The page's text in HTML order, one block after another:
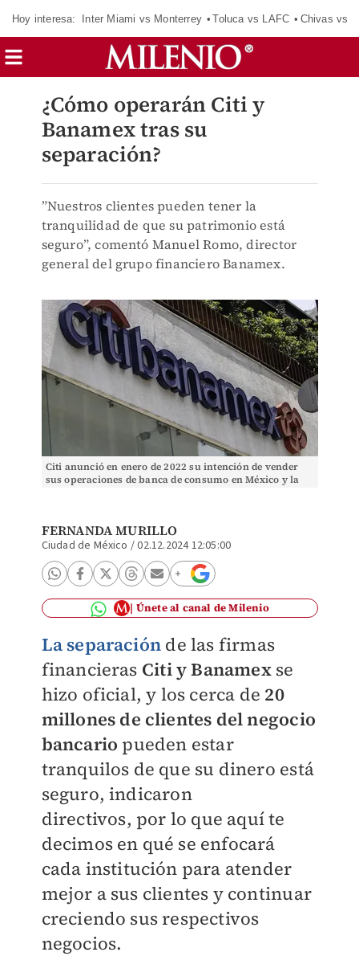
Hoy interesa: Inter Miami vs Monterrey Toluca vs LAFC Chivas vs
¿Cómo operarán Citi y
Banamex tras su
separación?
”Nuestros clientes pueden tener la
tranquilidad de que su patrimonio está
seguro”, comentó Manuel Romo, director
general del grupo financiero Banamex.
Citi anunció en enero de 2022 su intención de vender
sus operaciones de banca de consumo en México y la
FERNANDA MURILLO
Ciudad de México /02.12.2024 12:05:00
Únete al canal de Milenio
La separación de las firmas
financieras Citi y Banamexse
hizo oficial, y los cerca de 20
millones de clientes del negocio
bancario pueden estar
tranquilos de que su dinero está
seguro, indicaron
directivos, por lo que aquí te
decimos en qué se enfocará
cada institución para atender
mejor a sus clientes y continuar
creciendo sus respectivos
negocios.